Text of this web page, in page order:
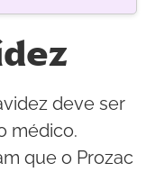
deve ser
médico.
que o Prozac